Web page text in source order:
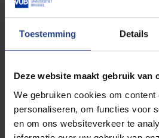
Toestemming Details
Deze website maakt gebruik van
We gebruiken cookies om content
personaliseren, om functies voor
en om ons websiteverkeer te
De volledige URL van de